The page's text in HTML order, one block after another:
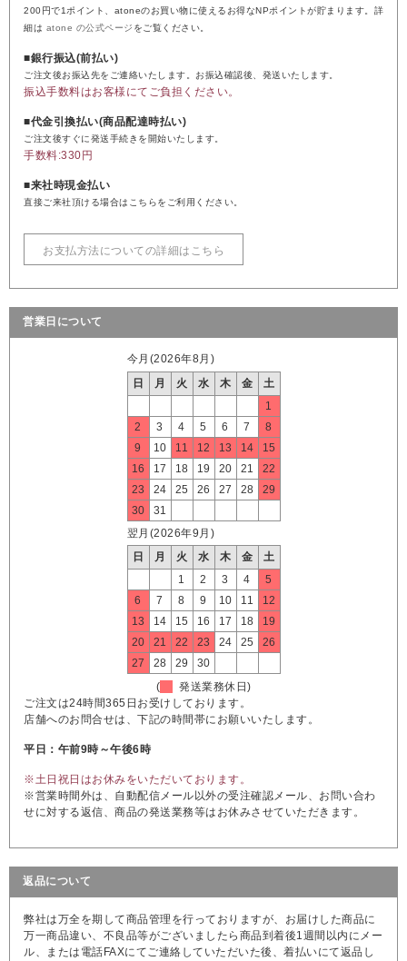
200円で1ポイント、atoneのお買い物に使えるお得なNPポイントが貯まります。詳
細は atone の公式ページ をご覧ください。
■銀行振込(前払い)
ご注文後お振込先をご連絡いたします。お振込確認後、発送いたします。
振込手数料はお客様にてご負担ください。
■代金引換払い(商品配達時払い)
ご注文後すぐに発送手続きを開始いたします。
手数料:330円
■来社時現金払い
直接ご来社頂ける場合はこちらをご利用ください。
お支払方法についての詳細はこちら
営業日について
今月(2026年8月)
日
月 火 水 木 金
土
1
2
3 4 5 6 7
8
9
10 11 12 13 14
15
16
17 18 19 20 21
22
23
24 25 26 27 28
29
30
31
翌月(2026年9月)
日
月 火 水 木 金
土
1
2 3 4
5
6
7 8 9 10 11
12
13
14 15 16 17 18
19
20
21 22 23 24 25
26
27
28 29
30
(
発送業務休日)
ご注文は24時間365日お受けしております。
店舗へのお問合せは、下記の時間帯にお願いいたします。
平日：午前9時～午後6時
※土日祝日はお休みをいただいております。
※営業時間外は、自動配信メール以外の受注確認メール、お問い合わ
せに対する返信、商品の発送業務等はお休みさせていただきます。
返品について
弊社は万全を期して商品管理を行っておりますが、お届けした商品に
万一商品違い、不良品等がございましたら商品到着後1週間以内にメー
ル、または電話FAXにてご連絡していただいた後、着払いにて返品し